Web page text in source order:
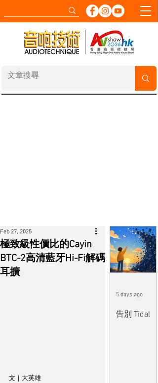
極致級性價比的Cayin
BTC-2高清藍牙Hi-Fi解碼
耳擴
Feb 27, 2025
文｜大英雄
告別 Tidal
5 days ago